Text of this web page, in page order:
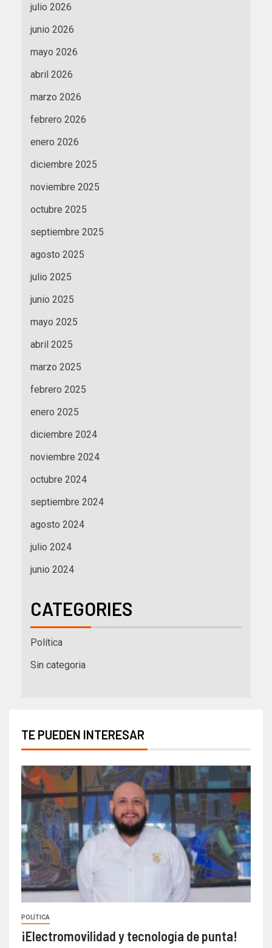
julio 2026
junio 2026
mayo 2026
abril 2026
marzo 2026
febrero 2026
enero 2026
diciembre 2025
noviembre 2025
octubre 2025
septiembre 2025
agosto 2025
julio 2025
junio 2025
mayo 2025
abril 2025
marzo 2025
febrero 2025
enero 2025
diciembre 2024
noviembre 2024
octubre 2024
septiembre 2024
agosto 2024
julio 2024
junio 2024
CATEGORIES
Política
Sin categoria
TE PUEDEN INTERESAR
POLÍTICA
¡Electromovilidad y tecnología de punta!